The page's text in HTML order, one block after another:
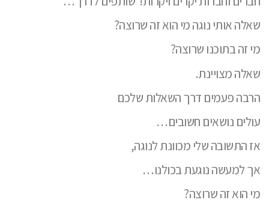
שאלה אותי נוגה מי הוא זה שרוצה?
מי זה בתוכנו שרוצה?
שאלה מצויינת.
הרבה פעמים דרך השאלות שלכם
עולים נושאים חשובים…
אז התשובה שלי מכוונת לנוגה,
אך למעשה נוגעת בכולנו…
מי הוא זה שרוצה?